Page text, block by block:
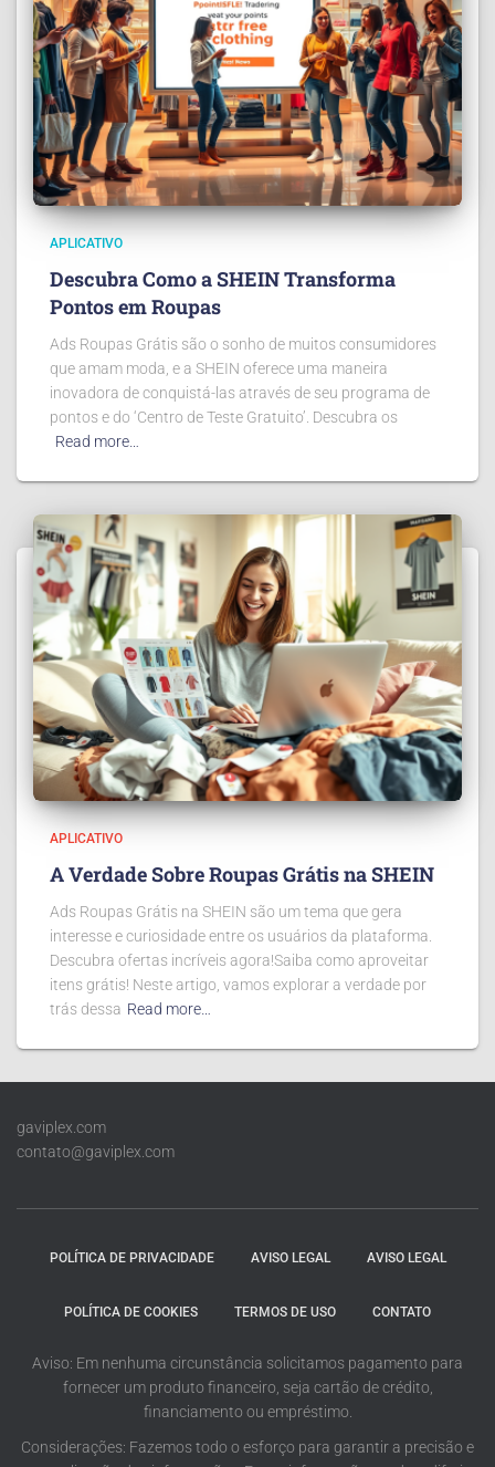
APLICATIVO
Descubra Como a SHEIN Transforma
Pontos em Roupas
Ads Roupas Grátis são o sonho de muitos consumidores
que amam moda, e a SHEIN oferece uma maneira
inovadora de conquistá-las através de seu programa de
pontos e do ‘Centro de Teste Gratuito’. Descubra os
Read more…
APLICATIVO
A Verdade Sobre Roupas Grátis na SHEIN
Ads Roupas Grátis na SHEIN são um tema que gera
interesse e curiosidade entre os usuários da plataforma.
Descubra ofertas incríveis agora!Saiba como aproveitar
itens grátis! Neste artigo, vamos explorar a verdade por
trás dessa Read more…
gaviplex.com
contato@gaviplex.com
POLÍTICA DE PRIVACIDADE AVISO LEGAL AVISO LEGAL
POLÍTICA DE COOKIES TERMOS DE USO CONTATO
Aviso: Em nenhuma circunstância solicitamos pagamento para
fornecer um produto financeiro, seja cartão de crédito,
financiamento ou empréstimo.
Considerações: Fazemos todo o esforço para garantir a precisão e